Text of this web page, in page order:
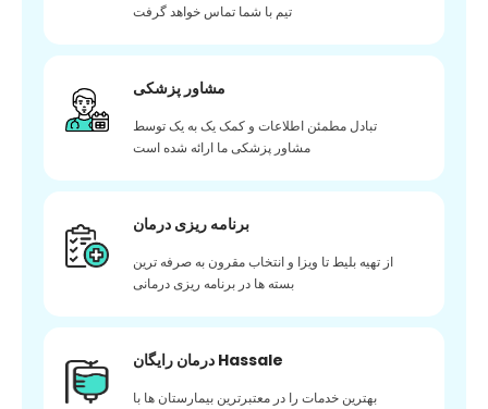
تیم با شما تماس خواهد گرفت
مشاور پزشکی
تبادل مطمئن اطلاعات و کمک یک به یک توسط
مشاور پزشکی ما ارائه شده است
برنامه ریزی درمان
از تهیه بلیط تا ویزا و انتخاب مقرون به صرفه ترین
بسته ها در برنامه ریزی درمانی
درمان رایگان Hassale
بهترین خدمات را در معتبرترین بیمارستان ها با